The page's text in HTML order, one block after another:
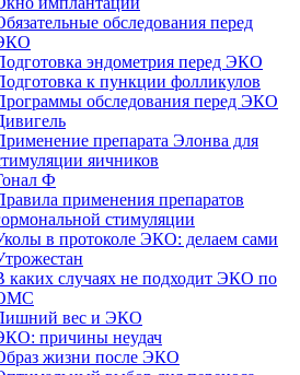
обследования перед
эндометрия перед ЭКО
к пункции фолликулов
обследования перед ЭКО
препарата Элонва для
яичников
Ф
применения препаратов
стимуляции
в протоколе ЭКО: делаем сами
каких случаях не подходит ЭКО по
вес и ЭКО
причины неудач
жизни после ЭКО